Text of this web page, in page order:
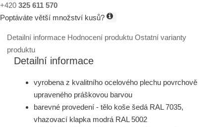
+420 325 611 570
Poptáváte větší množství kusů?
Detailní informace Hodnocení produktuOstatní varianty
produktu
Detailní informace
vyrobena z kvalitního ocelového plechu povrchově
upraveného práškovou barvou
barevné provedení - tělo koše šedá RAL 7035,
vhazovací klapka modrá RAL 5002